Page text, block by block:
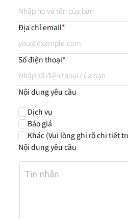
Địa chỉ email*
Số điện thoại*
Nội dung yêu cầu
Dịch vụ
Báo giá
Khác (Vui lòng ghi rõ chi tiết
Nội dung yêu cầu